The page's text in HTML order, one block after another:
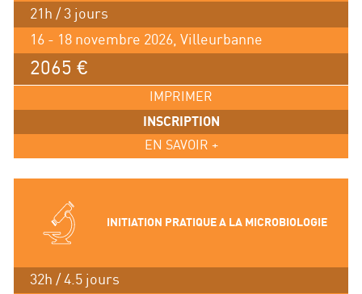
21h / 3 jours
16 - 18 novembre 2026, Villeurbanne
2065 €
IMPRIMER
INSCRIPTION
EN SAVOIR +
INITIATION PRATIQUE A LA MICROBIOLOGIE
32h / 4.5 jours